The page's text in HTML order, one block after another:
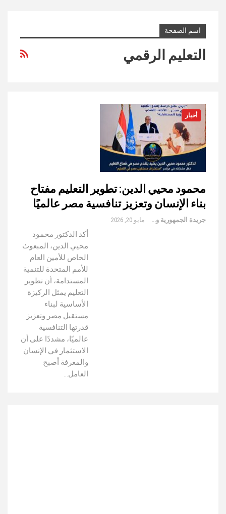
اسم الصفحة
التعليم الرقمي
أخبار
محمود محيي الدين: تطوير التعليم مفتاح
بناء الإنسان وتعزيز تنافسية مصر عالميًا
جريدة الجمهورية والعالم مايو 20, 2026
أكد الدكتور محمود
محيي الدين، المبعوث
الخاص للأمين العام
للأمم المتحدة للتنمية
المستدامة، أن تطوير
التعليم يمثل الركيزة
الأساسية لبناء
مستقبل مصر وتعزيز
قدرتها التنافسية
عالميًا، مشددًا على أن
الاستثمار في الإنسان
والمعرفة أصبح
العامل…